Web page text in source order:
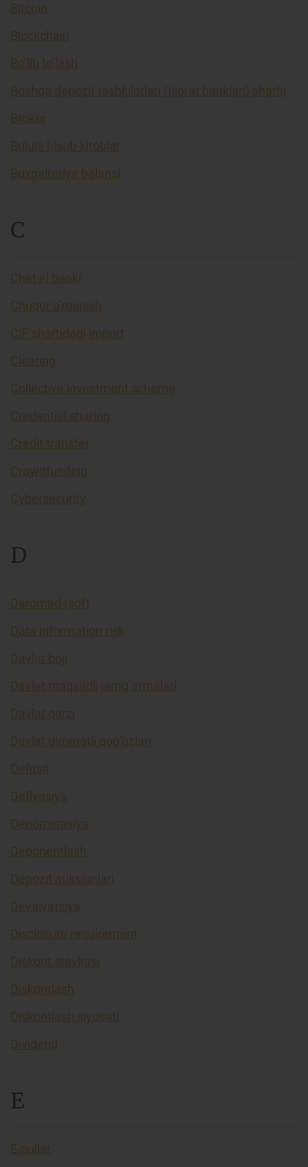
Bitcoin
Blockchain
Bo’lib to’lash
Boshqa depozit tashkilotlari (tijorat banklari) sharhi
Broker
Bulutli hisob-kitoblar
Buxgalteriya balansi
C
Chet el banki
Chuqur o'rganish
CIF shartidagi import
Clearing
Collective investment scheme
Credential sharing
Credit transfer
Crowdfunding
Cybersecurity
D
Daromad (sof)
Data information risk
Davlat boji
Davlat maqsadli jamg’armalari
Davlat qarzi
Davlat qimmatli qog’ozlari
Defitsit
Deflyasiya
Denominasiya
Deponentlash
Depozit auksionlari
Devalvatsiya
Disclosure requirement
Diskont stavkasi
Diskontlash
Diskontlash siyosati
Dividend
E
E-pullar